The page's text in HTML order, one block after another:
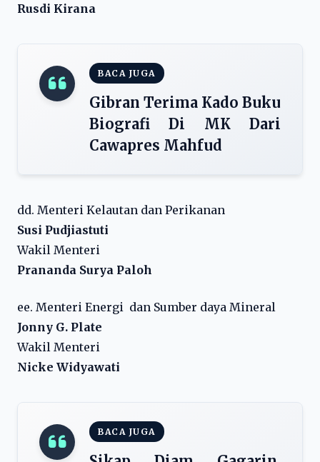
Rusdi Kirana
BACA JUGA
Gibran Terima Kado Buku
Biografi Di MK Dari
Cawapres Mahfud
dd. Menteri Kelautan dan Perikanan
Susi Pudjiastuti
Wakil Menteri
Prananda Surya Paloh
ee. Menteri Energi dan Sumber daya Mineral
Jonny G. Plate
Wakil Menteri
Nicke Widyawati
BACA JUGA